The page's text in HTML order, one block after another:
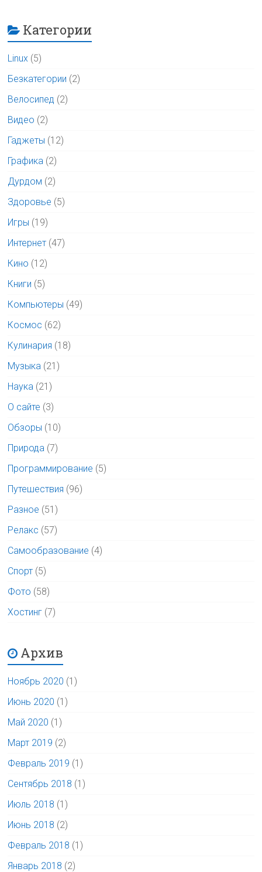
Категории
Linux (5)
Безкатегории (2)
Велосипед (2)
Видео (2)
Гаджеты (12)
Графика (2)
Дурдом (2)
Здоровье (5)
Игры (19)
Интернет (47)
Кино (12)
Книги (5)
Компьютеры (49)
Космос (62)
Кулинария (18)
Музыка (21)
Наука (21)
О сайте (3)
Обзоры (10)
Природа (7)
Программирование (5)
Путешествия (96)
Разное (51)
Релакс (57)
Самообразование (4)
Спорт (5)
Фото (58)
Хостинг (7)
Архив
Ноябрь 2020 (1)
Июнь 2020 (1)
Май 2020 (1)
Март 2019 (2)
Февраль 2019 (1)
Сентябрь 2018 (1)
Июль 2018 (1)
Июнь 2018 (2)
Февраль 2018 (1)
Январь 2018 (2)